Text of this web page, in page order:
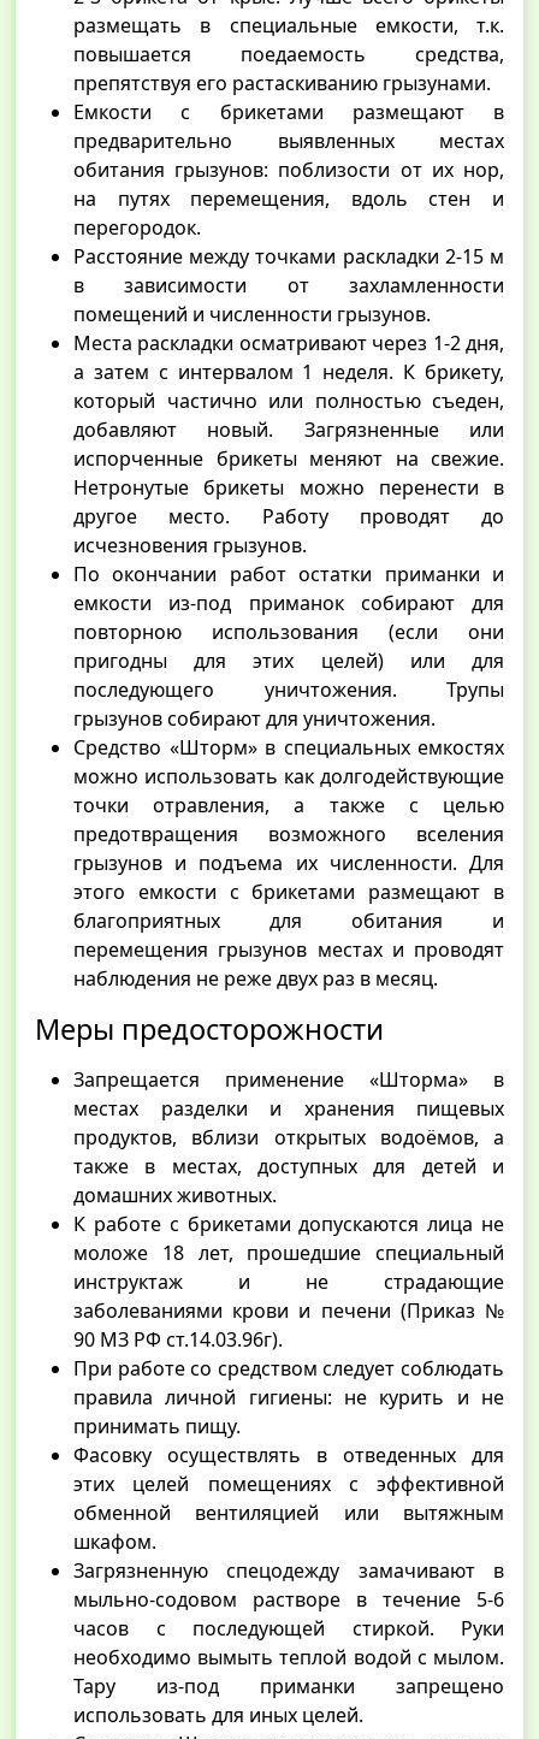
размещать в специальные емкости, т.к.
повышается поедаемость средства,
препятствуя его растаскиванию грызунами.
Емкости с брикетами размещают в
предварительно выявленных местах
обитания грызунов: поблизости от их нор,
на путях перемещения, вдоль стен и
перегородок.
Расстояние между точками раскладки 2-15 м
в зависимости от захламленности
помещений и численности грызунов.
Места раскладки осматривают через 1-2 дня,
а затем с интервалом 1 неделя. К брикету,
который частично или полностью съеден,
добавляют новый. Загрязненные или
испорченные брикеты меняют на свежие.
Нетронутые брикеты можно перенести в
другое место. Работу проводят до
исчезновения грызунов.
По окончании работ остатки приманки и
емкости из-под приманок собирают для
повторною использования (если они
пригодны для этих целей) или для
последующего уничтожения. Трупы
грызунов собирают для уничтожения.
Средство «Шторм» в специальных емкостях
можно использовать как долгодействующие
точки отравления, а также с целью
предотвращения возможного вселения
грызунов и подъема их численности. Для
этого емкости с брикетами размещают в
благоприятных для обитания и
перемещения грызунов местах и проводят
наблюдения не реже двух раз в месяц.
Меры предосторожности
Запрещается применение «Шторма» в
местах разделки и хранения пищевых
продуктов, вблизи открытых водоёмов, а
также в местах, доступных для детей и
домашних животных.
К работе с брикетами допускаются лица не
моложе 18 лет, прошедшие специальный
инструктаж и не страдающие
заболеваниями крови и печени (Приказ №
90 МЗ РФ ст.14.03.96г).
При работе со средством следует соблюдать
правила личной гигиены: не курить и не
принимать пищу.
Фасовку осуществлять в отведенных для
этих целей помещениях с эффективной
обменной вентиляцией или вытяжным
шкафом.
Загрязненную спецодежду замачивают в
мыльно-содовом растворе в течение 5-6
часов с последующей стиркой. Руки
необходимо вымыть теплой водой с мылом.
Тару из-под приманки запрещено
использовать для иных целей.